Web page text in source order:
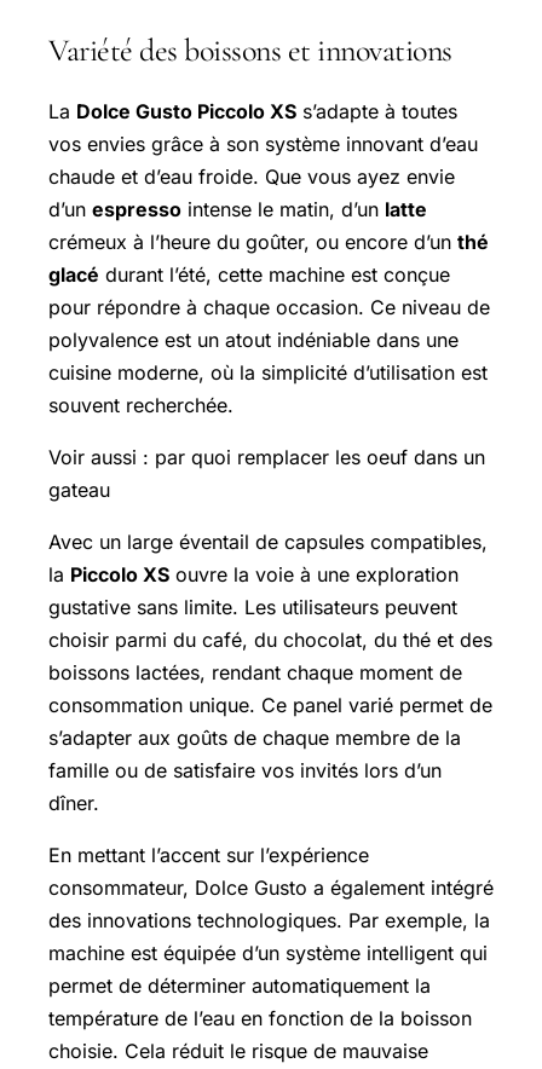
Variété des boissons et innovations
La Dolce Gusto Piccolo XS s’adapte à toutes
vos envies grâce à son système innovant d’eau
chaude et d’eau froide. Que vous ayez envie
d’un espresso intense le matin, d’un latte
crémeux à l’heure du goûter, ou encore d’un thé
glacé durant l’été, cette machine est conçue
pour répondre à chaque occasion. Ce niveau de
polyvalence est un atout indéniable dans une
cuisine moderne, où la simplicité d’utilisation est
souvent recherchée.
Voir aussi : par quoi remplacer les oeuf dans un
gateau
Avec un large éventail de capsules compatibles,
la Piccolo XS ouvre la voie à une exploration
gustative sans limite. Les utilisateurs peuvent
choisir parmi du café, du chocolat, du thé et des
boissons lactées, rendant chaque moment de
consommation unique. Ce panel varié permet de
s’adapter aux goûts de chaque membre de la
famille ou de satisfaire vos invités lors d’un
dîner.
En mettant l’accent sur l’expérience
consommateur, Dolce Gusto a également intégré
des innovations technologiques. Par exemple, la
machine est équipée d’un système intelligent qui
permet de déterminer automatiquement la
température de l’eau en fonction de la boisson
choisie. Cela réduit le risque de mauvaise